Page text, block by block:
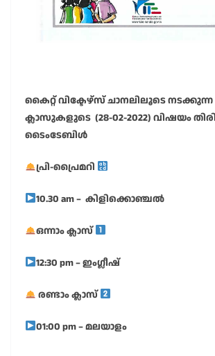
കൈറ്റ് വിക്ടേഴ്സ് ചാനലിലൂടെ
ക്ലാസുകളുടെ (28-02-2022) വിഷയം
ടൈംടേബിൾ
പ്രി-പ്രൈമറി
10.30 am – കിളിക്കൊഞ്ചൽ
ഒന്നാം ക്ലാസ്
12:30 pm – ഇംഗ്ലീഷ്
രണ്ടാം ക്ലാസ്
01:00 pm – മലയാളം